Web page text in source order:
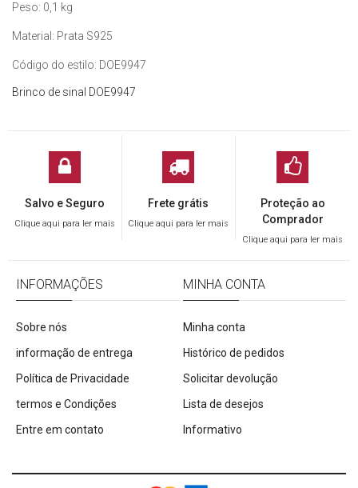
Peso: 0,1 kg
Material: Prata S925
Código do estilo: DOE9947
Brinco de sinal DOE9947
Salvo e Seguro
Clique aqui para ler mais
Frete grátis
Clique aqui para ler mais
Proteção ao
Comprador
Clique aqui para ler mais
INFORMAÇÕES
Sobre nós
informação de entrega
Política de Privacidade
termos e Condições
Entre em contato
MINHA CONTA
Minha conta
Histórico de pedidos
Solicitar devolução
Lista de desejos
Informativo